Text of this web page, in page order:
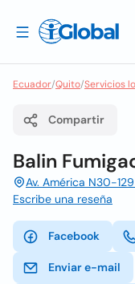
Ecuador/Quito/Servicios
Compartir
Balin
Av. América N30-
Escribe una reseña
Facebook
Enviar e-mail